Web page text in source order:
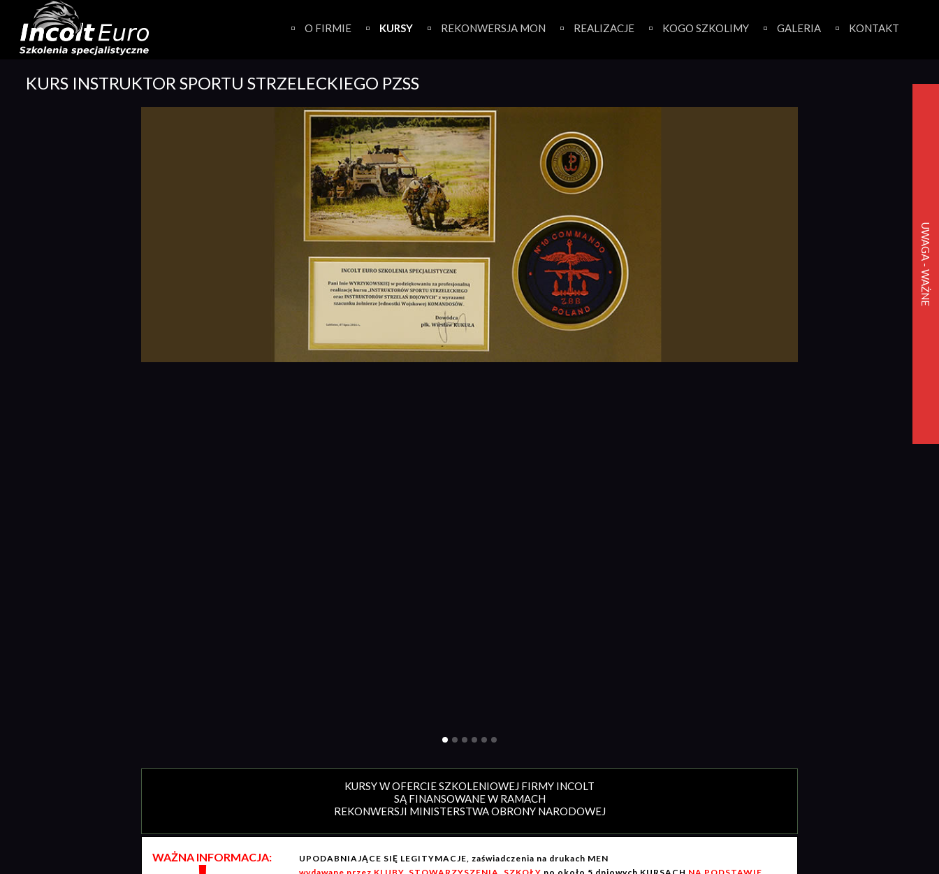
content
O FIRMIE KURSY REKONWERSJA MON REALIZACJE KOGO SZKOLIMY GALERIA KONTAKT
KURS INSTRUKTOR SPORTU STRZELECKIEGO PZSS
KURSY W OFERCIE SZKOLENIOWEJ FIRMY INCOLT
SĄ FINANSOWANE W RAMACH
REKONWERSJI MINISTERSTWA OBRONY NARODOWEJ
WAŻNA INFORMACJA:
UPODABNIAJĄCE SIĘ LEGITYMACJE, zaświadczenia na drukach MEN
UWAGA - WAŻNE